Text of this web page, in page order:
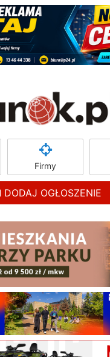
Firmy
DODAJ OGŁOSZENIE